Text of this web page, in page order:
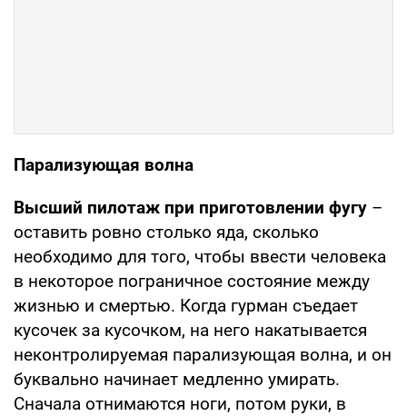
Парализующая волна
Высший пилотаж при приготовлении фугу –
оставить ровно столько яда, сколько
необходимо для того, чтобы ввести человека
в некоторое пограничное состояние между
жизнью и смертью. Когда гурман съедает
кусочек за кусочком, на него накатывается
неконтролируемая парализующая волна, и он
буквально начинает медленно умирать.
Сначала отнимаются ноги, потом руки, в